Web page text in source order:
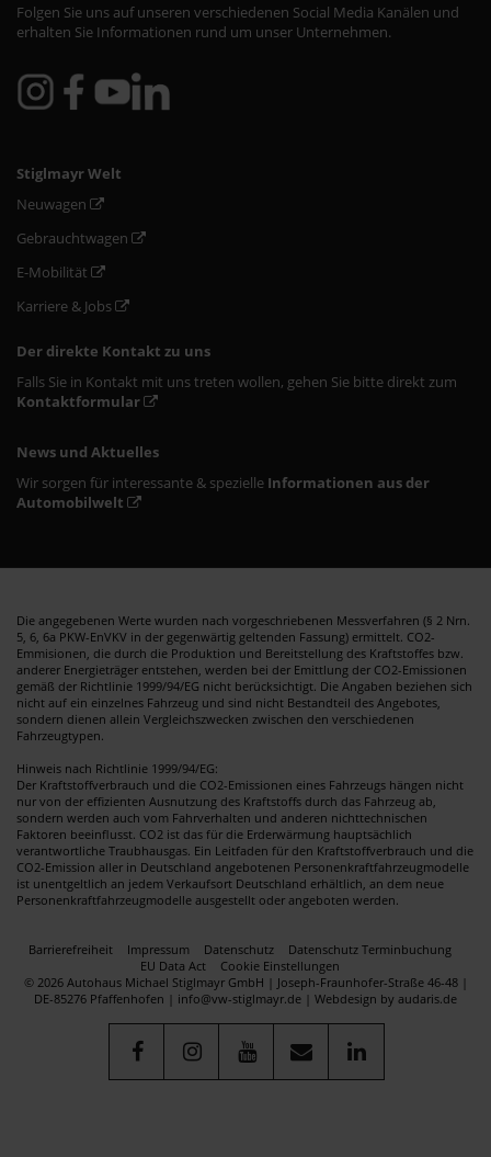
Folgen Sie uns auf unseren verschiedenen Social Media Kanälen und
erhalten Sie Informationen rund um unser Unternehmen.
Stiglmayr Welt
Neuwagen
Gebrauchtwagen
E-Mobilität
Karriere & Jobs
Der direkte Kontakt zu uns
Falls Sie in Kontakt mit uns treten wollen, gehen Sie bitte direkt zum
Kontaktformular
News und Aktuelles
Wir sorgen für interessante & spezielle Informationen aus der
Automobilwelt
Die angegebenen Werte wurden nach vorgeschriebenen Messverfahren (§ 2 Nrn.
5, 6, 6a PKW-EnVKV in der gegenwärtig geltenden Fassung) ermittelt. CO2-
Emmisionen, die durch die Produktion und Bereitstellung des Kraftstoffes bzw.
anderer Energieträger entstehen, werden bei der Emittlung der CO2-Emissionen
gemäß der Richtlinie 1999/94/EG nicht berücksichtigt. Die Angaben beziehen sich
nicht auf ein einzelnes Fahrzeug und sind nicht Bestandteil des Angebotes,
sondern dienen allein Vergleichszwecken zwischen den verschiedenen
Fahrzeugtypen.
Hinweis nach Richtlinie 1999/94/EG:
Der Kraftstoffverbrauch und die CO2-Emissionen eines Fahrzeugs hängen nicht
nur von der effizienten Ausnutzung des Kraftstoffs durch das Fahrzeug ab,
sondern werden auch vom Fahrverhalten und anderen nichttechnischen
Faktoren beeinflusst. CO2 ist das für die Erderwärmung hauptsächlich
verantwortliche Traubhausgas. Ein Leitfaden für den Kraftstoffverbrauch und die
CO2-Emission aller in Deutschland angebotenen Personenkraftfahrzeugmodelle
ist unentgeltlich an jedem Verkaufsort Deutschland erhältlich, an dem neue
Personenkraftfahrzeugmodelle ausgestellt oder angeboten werden.
Barrierefreiheit Impressum Datenschutz
Datenschutz Terminbuchung
EU Data Act
Cookie Einstellungen
© 2026 Autohaus Michael Stiglmayr GmbH | Joseph-Fraunhofer-Straße 46-48 |
DE-85276 Pfaffenhofen | info@vw-stiglmayr.de | Webdesign by audaris.de